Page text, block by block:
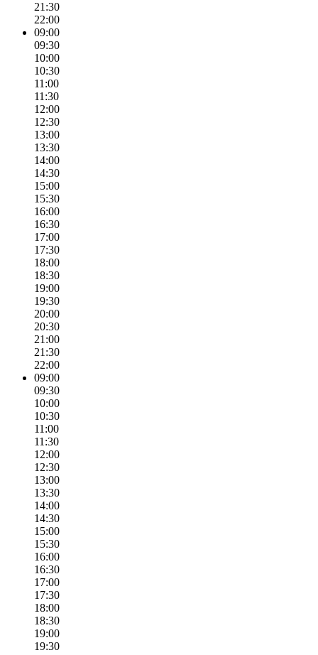
21:30
22:00
09:00
09:30
10:00
10:30
11:00
11:30
12:00
12:30
13:00
13:30
14:00
14:30
15:00
15:30
16:00
16:30
17:00
17:30
18:00
18:30
19:00
19:30
20:00
20:30
21:00
21:30
22:00
09:00
09:30
10:00
10:30
11:00
11:30
12:00
12:30
13:00
13:30
14:00
14:30
15:00
15:30
16:00
16:30
17:00
17:30
18:00
18:30
19:00
19:30